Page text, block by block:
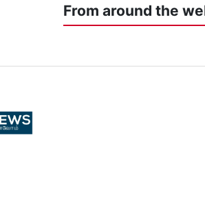
From around the